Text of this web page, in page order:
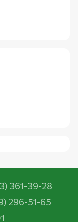
361-39-28
296-51-65